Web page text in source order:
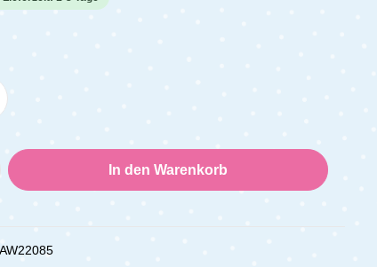
Gib den gewünschten Wert ein
In den Warenkorb
AW22085